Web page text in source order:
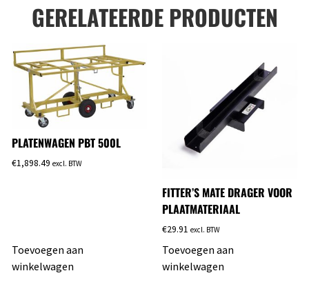
GERELATEERDE PRODUCTEN
PLATENWAGEN PBT 500L
€1,898.49 excl. BTW
Toevoegen aan
winkelwagen
FITTER’S MATE DRAGER VOOR
PLAATMATERIAAL
€29.91 excl. BTW
Toevoegen aan
winkelwagen